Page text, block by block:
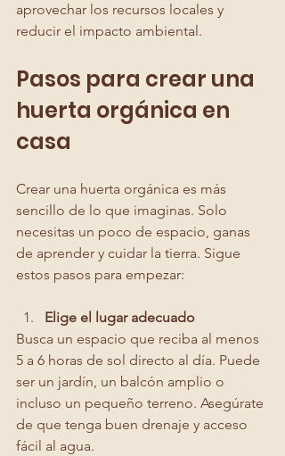
aprovechar los recursos locales y
reducir el impacto ambiental.
Pasos para crear una
huerta orgánica en
casa
Crear una huerta orgánica es más
sencillo de lo que imaginas. Solo
necesitas un poco de espacio, ganas
de aprender y cuidar la tierra. Sigue
estos pasos para empezar:
Elige el lugar adecuado
Busca un espacio que reciba al menos
5 a 6 horas de sol directo al día. Puede
ser un jardín, un balcón amplio o
incluso un pequeño terreno. Asegúrate
de que tenga buen drenaje y acceso
fácil al agua.